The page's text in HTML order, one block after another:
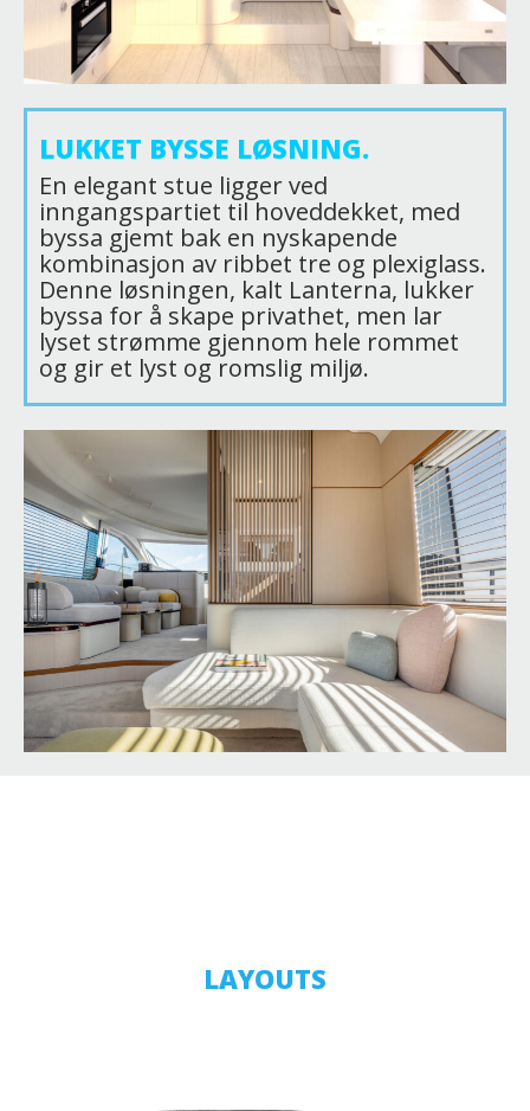
LUKKET BYSSE LØSNING.
En elegant stue ligger ved
inngangspartiet til hoveddekket, med
byssa gjemt bak en nyskapende
kombinasjon av ribbet tre og plexiglass.
Denne løsningen, kalt Lanterna, lukker
byssa for å skape privathet, men lar
lyset strømme gjennom hele rommet
og gir et lyst og romslig miljø.
LAYOUTS